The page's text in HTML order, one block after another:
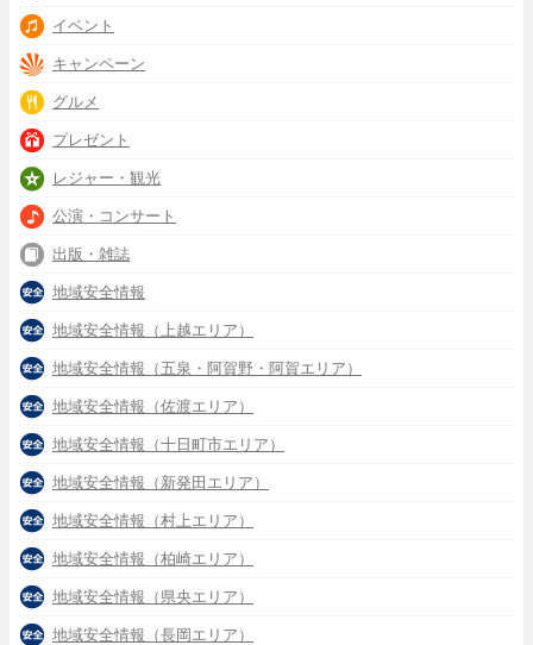
イベント
キャンペーン
グルメ
プレゼント
レジャー・観光
公演・コンサート
出版・雑誌
地域安全情報
地域安全情報（上越エリア）
地域安全情報（五泉・阿賀野・阿賀エリア）
地域安全情報（佐渡エリア）
地域安全情報（十日町市エリア）
地域安全情報（新発田エリア）
地域安全情報（村上エリア）
地域安全情報（柏崎エリア）
地域安全情報（県央エリア）
地域安全情報（長岡エリア）